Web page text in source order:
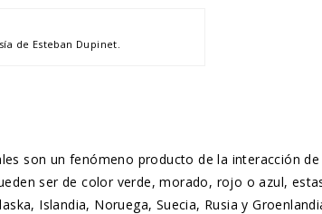
de Esteban Dupinet.
son un fenómeno producto de la interacción
ser de color verde, morado, rojo o azul,
Islandia, Noruega, Suecia, Rusia y